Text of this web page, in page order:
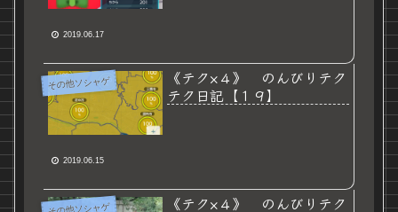
2019.06.17
その他ソシャゲ
《テク×４》 のんびりテク
テク日記【１９】
2019.06.15
《テク×４》 のんびりテク